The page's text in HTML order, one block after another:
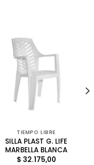
TIEMPO LIBRE
SILLA PLAST G. LIFE
MARBELLA BLANCA
$ 32.175,00